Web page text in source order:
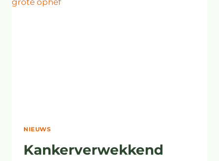
NIEUWS
Kankerverwekkend